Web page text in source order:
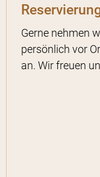
Gerne nehmen
persönlich vor
an. Wir freuen